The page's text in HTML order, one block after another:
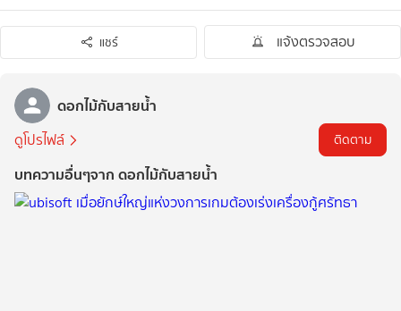
แชร์ แจ้งตรวจสอบ
ดอกไม้กับสายน้ำ
ดูโปรไฟล์ ติดตาม
บทความอื่นๆจาก ดอกไม้กับสายน้ำ